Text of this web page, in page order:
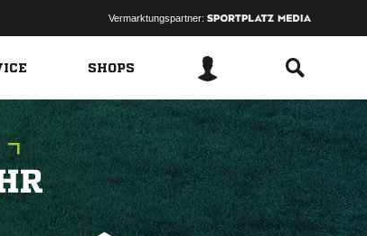
Vermarktungspartner:
SHOPS